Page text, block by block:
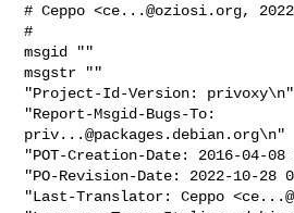
# Ceppo <ce...@oziosi.org,
#
msgid ""
msgstr ""
"Project-Id-Version: privoxy\n"
priv...@packages.debian.org\n"
"POT-Creation-Date: 2016-04-08
"PO-Revision-Date: 2022-10-28
"Last-Translator: Ceppo <